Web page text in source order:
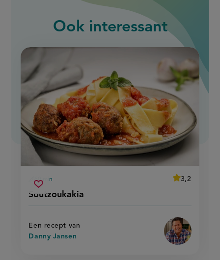
Ook interessant
Soutzoukakia
voorbereidingstijd
60 min
average
3,2
Beoordeel
Een recept van
Danny Jansen
Sla
soutzoukakia